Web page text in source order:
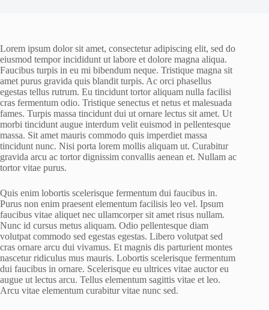
Lorem ipsum dolor sit amet, consectetur adipiscing elit, sed do
eiusmod tempor incididunt ut labore et dolore magna aliqua.
Faucibus turpis in eu mi bibendum neque. Tristique magna sit
amet purus gravida quis blandit turpis. Ac orci phasellus
egestas tellus rutrum. Eu tincidunt tortor aliquam nulla facilisi
cras fermentum odio. Tristique senectus et netus et malesuada
fames. Turpis massa tincidunt dui ut ornare lectus sit amet. Ut
morbi tincidunt augue interdum velit euismod in pellentesque
massa. Sit amet mauris commodo quis imperdiet massa
tincidunt nunc. Nisi porta lorem mollis aliquam ut. Curabitur
gravida arcu ac tortor dignissim convallis aenean et. Nullam ac
tortor vitae purus.
Quis enim lobortis scelerisque fermentum dui faucibus in.
Purus non enim praesent elementum facilisis leo vel. Ipsum
faucibus vitae aliquet nec ullamcorper sit amet risus nullam.
Nunc id cursus metus aliquam. Odio pellentesque diam
volutpat commodo sed egestas egestas. Libero volutpat sed
cras ornare arcu dui vivamus. Et magnis dis parturient montes
nascetur ridiculus mus mauris. Lobortis scelerisque fermentum
dui faucibus in ornare. Scelerisque eu ultrices vitae auctor eu
augue ut lectus arcu. Tellus elementum sagittis vitae et leo.
Arcu vitae elementum curabitur vitae nunc sed.